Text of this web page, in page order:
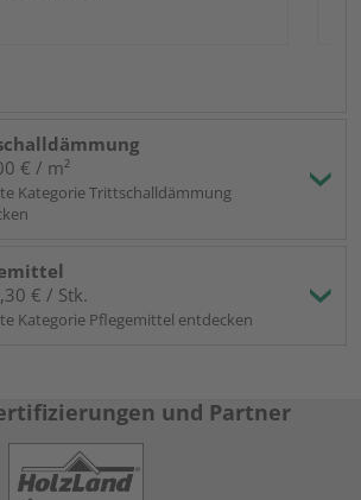
€ / m²
Kategorie Trittschalldämmung
€ / Stk.
Kategorie Pflegemittel entdecken
und Partner